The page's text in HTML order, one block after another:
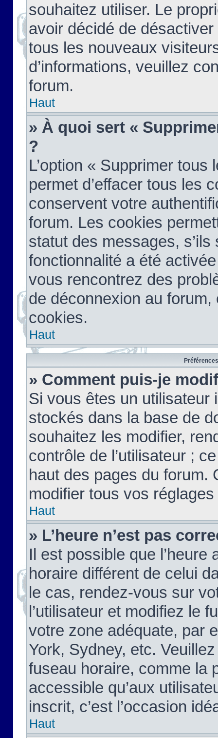
souhaitez utiliser. Le
avoir décidé de
tous les nouveaux
d’informations, veuillez
forum.
Haut
» À quoi sert «
?
L’option « Supprimer
permet d’effacer tous les
conservent votre
forum. Les cookies
statut des messages,
fonctionnalité a été
vous rencontrez des
de déconnexion au
cookies.
Haut
» Comment puis-je
Si vous êtes un
stockés dans la base de
souhaitez les modifier,
contrôle de l’utilisateur ;
haut des pages du forum.
modifier tous vos
Haut
» L’heure n’est pas
Il est possible que
horaire différent de celui
le cas, rendez-vous sur
l’utilisateur et modifiez le
votre zone adéquate, par
York, Sydney, etc.
fuseau horaire, comme la
accessible qu’aux
inscrit, c’est l’occasion
Haut